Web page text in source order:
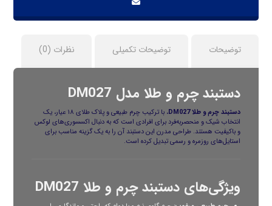
توضیحات توضیحات تکمیلی نظرات (0)
دستبند چرم و طلا مدل DM027
دستبند چرم و طلاDM027
، با ترکیب چرم طبیعی و پلاک طلای ۱۸ عیار، یک
انتخاب شیک و منحصر‌به‌فرد برای افرادی است که به دنبال اکسسوری‌های لوکس
و باکیفیت هستند. طراحی مدرن این دستبند آن را به یک گزینه مناسب برای
استایل‌های روزمره و رسمی تبدیل کرده است.
ویژگی‌های دستبند چرم و طلا DM027